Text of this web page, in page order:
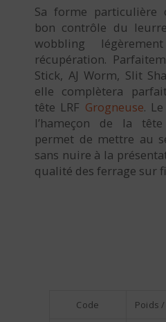
Sa forme particulière
bon contrôle du
wobbling
récupération.
Stick, AJ Worm, Slit
elle complètera
tête LRF Grogneuse.
l’hameçon de la
permet de mettre au
sans nuire à la
qualité des ferrage sur
Code Poids /